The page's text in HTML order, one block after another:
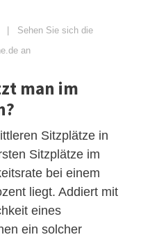
| Sehen Sie sich die
an
man im
Sitzplätze in
Sitzplätze im
bei einem
liegt. Addiert mit
eines
ein solcher